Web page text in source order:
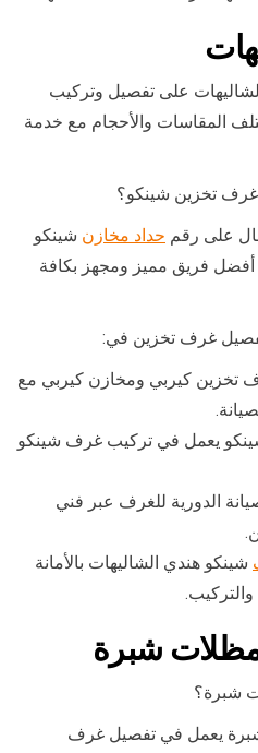
على تفصيل وتركيب
المقاسات والأحجام مع خدمة
تخزين شينكو؟
على رقم حداد مخازن شينكو
فريق مميز ومجهز بكافة
غرف تخزين في:
كيربي ومخازن كيربي مع
يعمل في تركيب غرف شينكو
الدورية للغرف عبر فني
شينكو هندي الشاليهات بالأمانة
شبرة
شبرة؟
يعمل في تفصيل غرف